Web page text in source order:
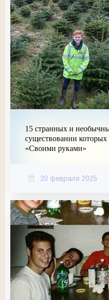
15 странных и
существовании
«Своими руками»
20 февраля 2025